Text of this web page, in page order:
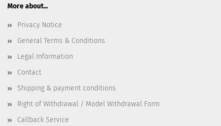
More about...
Privacy Notice
General Terms & Conditions
Legal Information
Contact
Shipping & payment conditions
Right of Withdrawal / Model Withdrawal Form
Callback Service